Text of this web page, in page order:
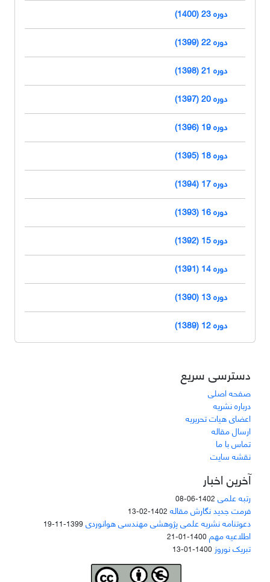
دوره 23 (1400)
دوره 22 (1399)
دوره 21 (1398)
دوره 20 (1397)
دوره 19 (1396)
دوره 18 (1395)
دوره 17 (1394)
دوره 16 (1393)
دوره 15 (1392)
دوره 14 (1391)
دوره 13 (1390)
دوره 12 (1389)
دسترسی سریع
صفحه اصلی
درباره نشریه
اعضای هیات تحریریه
ارسال مقاله
تماس با ما
نقشه سایت
آخرین اخبار
رتبه علمی 1402-06-08
فرمت جدید نگارش مقاله 1402-02-13
دعوتنامه نشریه علمی پژوهشی مهندسی هوانوردی1399-11-19
اطلاعیه مهم1400-01-21
تبریک نوروز 1400-01-13